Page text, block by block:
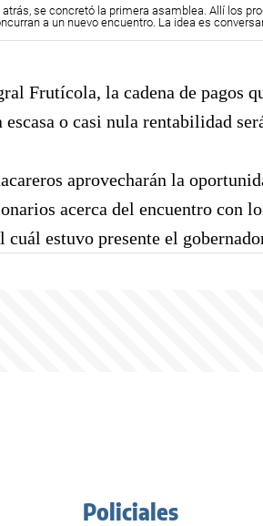
se concretó la primera asamblea. Allí los
a un nuevo encuentro. La idea es
Frutícola, la cadena de pagos
escasa o casi nula rentabilidad
aprovecharán la
acerca del encuentro con
cuál estuvo presente el
Policiales